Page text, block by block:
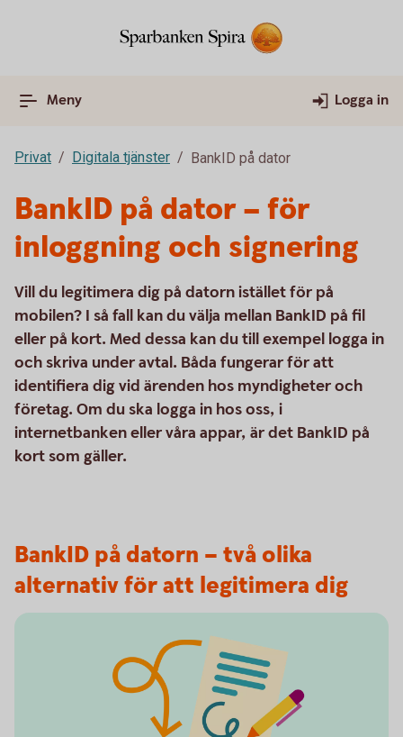
Meny Logga in
Privat Digitala tjänster BankID på dator
BankID på dator – för
inloggning och signering
Vill du legitimera dig på datorn istället för på
mobilen? I så fall kan du välja mellan BankID på fil
eller på kort. Med dessa kan du till exempel logga in
och skriva under avtal. Båda fungerar för att
identifiera dig vid ärenden hos myndigheter och
företag. Om du ska logga in hos oss, i
internetbanken eller våra appar, är det BankID på
kort som gäller.
BankID på datorn – två olika
alternativ för att legitimera dig